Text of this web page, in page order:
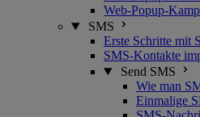
Web-Popup-
SMS
Erste Schritte mit
SMS-Kontakte
Send SMS
Wie man
Einmalige